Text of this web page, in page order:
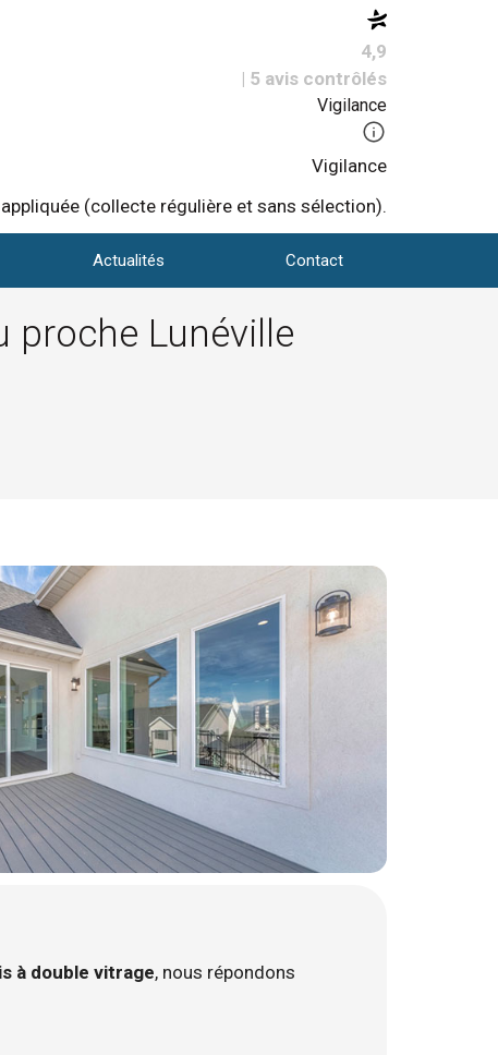
4,9
| 5 avis contrôlés
Vigilance
Vigilance
(collecte régulière et sans sélection).
Actualités Contact
proche Lunéville
à double vitrage, nous répondons